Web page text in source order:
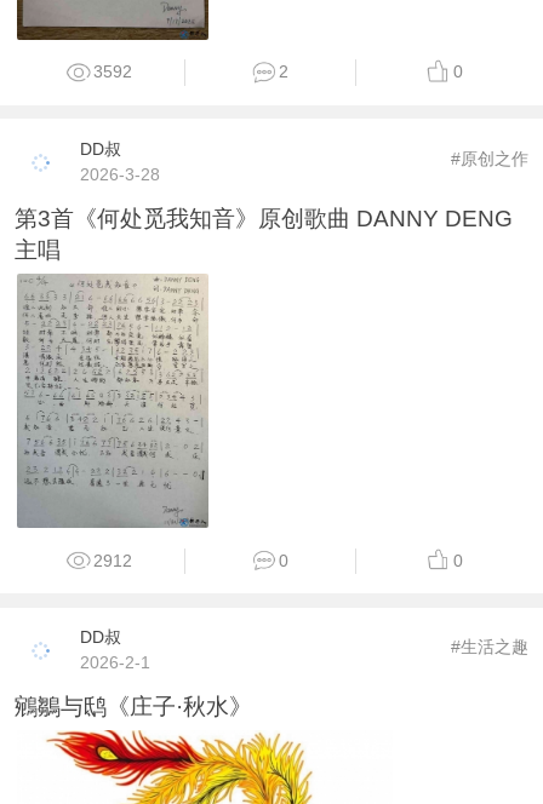
3592 2 0
DD叔
2026-3-28
#原创之作
第3首《何处觅我知音》原创歌曲 DANNY DENG
主唱
2912 0 0
DD叔
2026-2-1
#生活之趣
鵷鶵与鸱《庄子·秋水》